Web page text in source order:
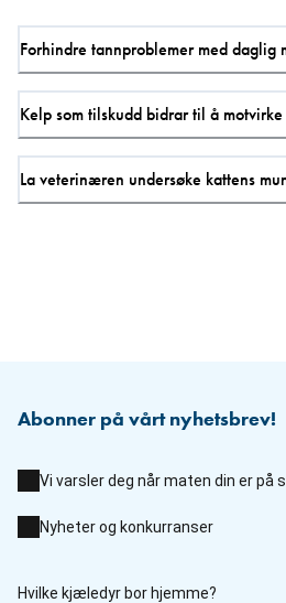
Forhindre tannproblemer med daglig
Kelp som tilskudd bidrar til å
La veterinæren undersøke kattens
Abonner på vårt nyhetsbrev!
Vi varsler deg når maten din er på
Nyheter og konkurranser
Hvilke kjæledyr bor hjemme?